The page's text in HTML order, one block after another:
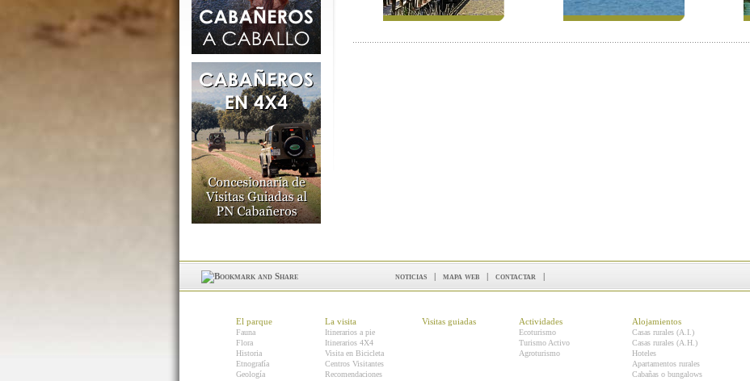
noticias | mapa web | contactar |
El parque
Fauna
Flora
Historia
Etnografía
Geología
La visita
Itinerarios a pie
Itinerarios 4X4
Visita en Bicicleta
Centros Visitantes
Recomendaciones
Visitas guiadas Actividades
Ecoturismo
Turismo Activo
Agroturismo
Alojamientos
Casas rurales (A.I.)
Casas rurales (A.H.)
Hoteles
Apartamentos rurales
Cabañas o bungalows